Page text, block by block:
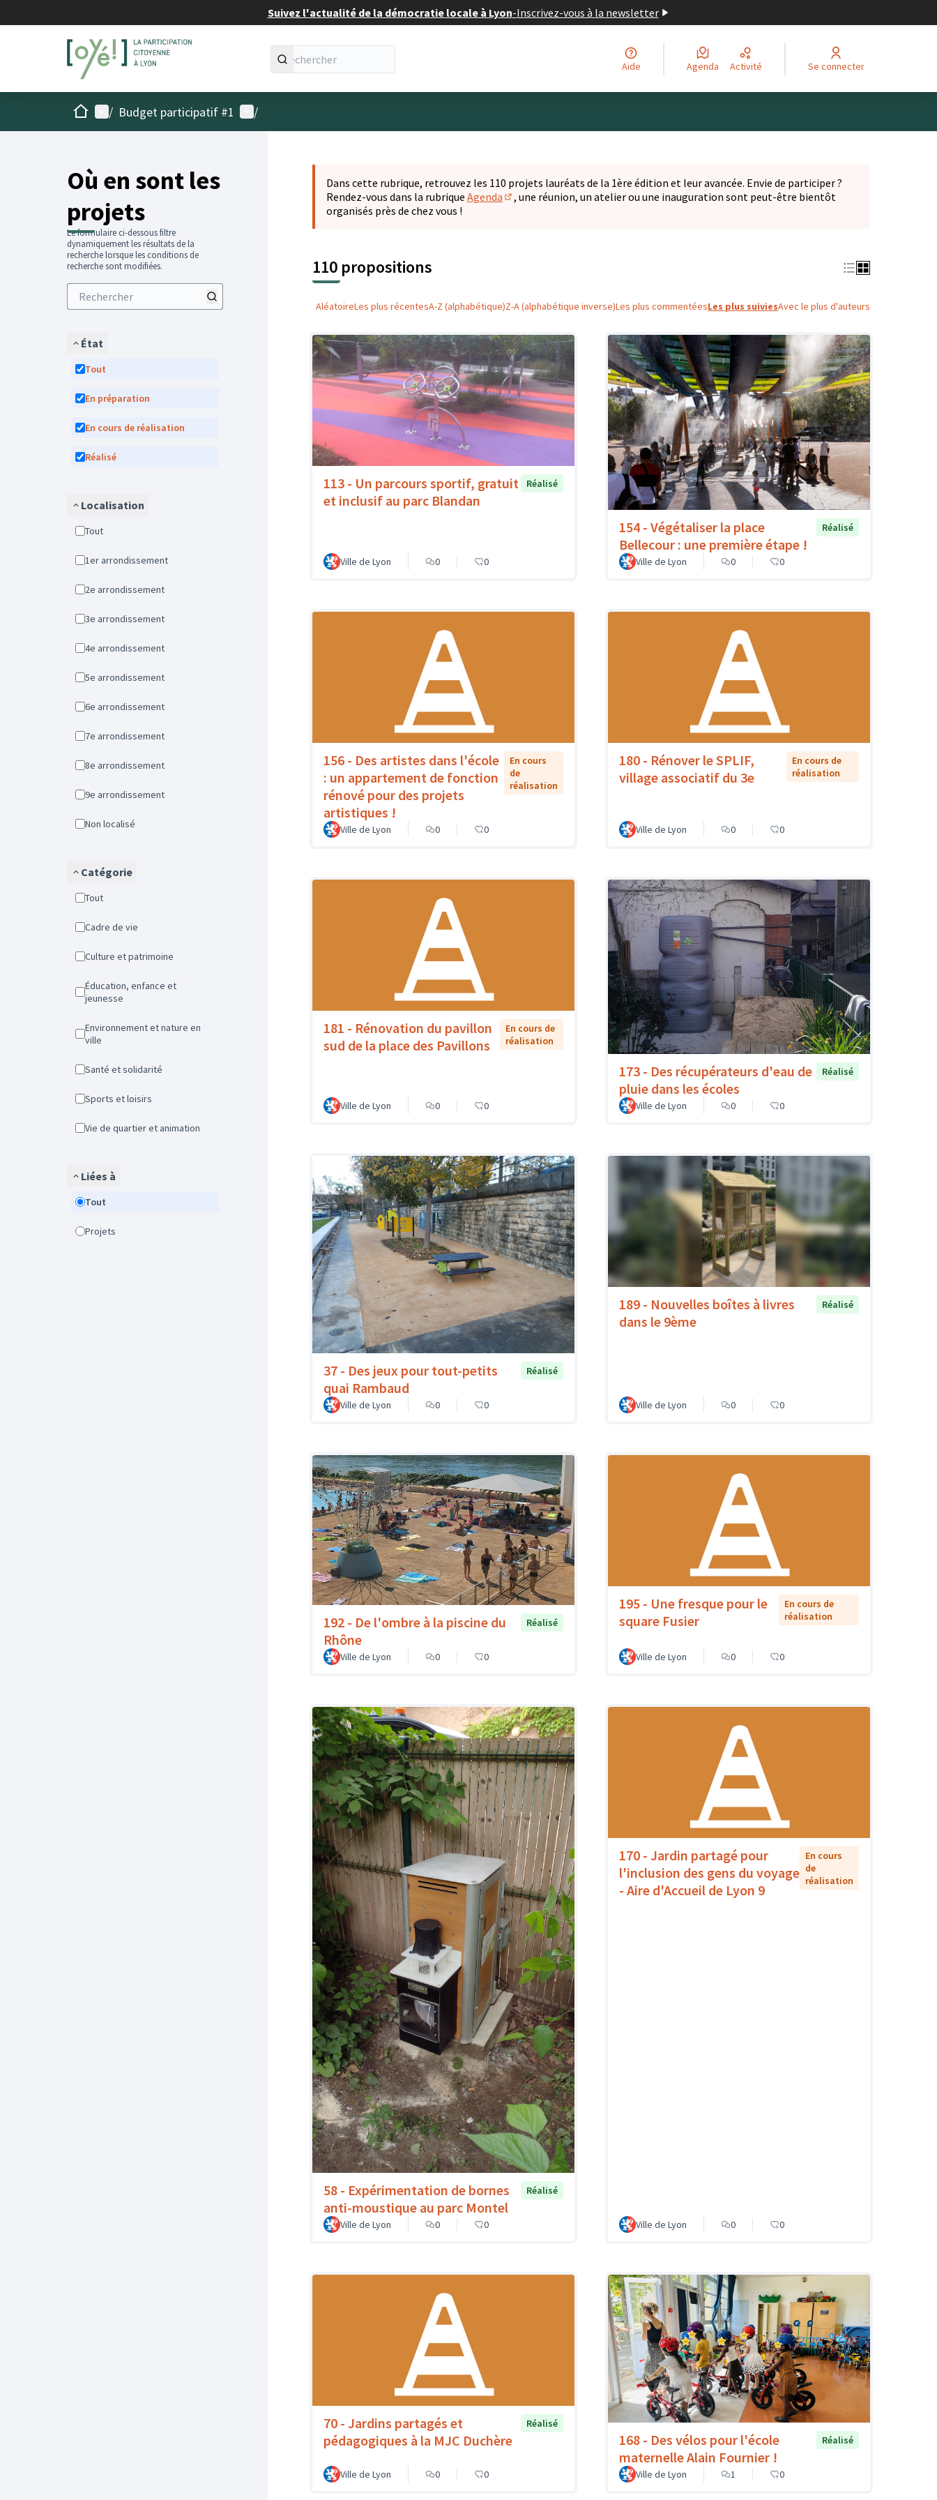
Suivez l'actualité de la démocratie locale à Lyon-Inscrivez-vous à la newsletter
Aide Agenda Activité Se connecter
AccueilMenu principal
/ Budget participatif #1 Menu utilisateur
/
Où en sont les
projets
Le formulaire ci-dessous filtre
dynamiquement les résultats de la
recherche lorsque les conditions de
recherche sont modifiées.
État
Tout
En préparation
En cours de réalisation
Réalisé
Localisation
Tout
1er arrondissement
2e arrondissement
3e arrondissement
4e arrondissement
5e arrondissement
6e arrondissement
7e arrondissement
8e arrondissement
9e arrondissement
Non localisé
Catégorie
Tout
Cadre de vie
Culture et patrimoine
Éducation, enfance et
jeunesse
Environnement et nature en
ville
Santé et solidarité
Sports et loisirs
Vie de quartier et animation
Liées à
Tout
Projets
Dans cette rubrique, retrouvez les 110 projets lauréats de la 1ère édition et leur avancée. Envie de participer ?
Rendez-vous dans la rubrique Agenda
(S'ouvre dans un nouvel onglet)
, une réunion, un atelier ou une inauguration sont peut-être bientôt
organisés près de chez vous !
110 propositions
AléatoireLes plus récentesA-Z (alphabétique)Z-A (alphabétique inverse)Les plus commentéesLes plus suiviesAvec le plus d'auteurs
113 - Un parcours sportif, gratuit
et inclusif au parc Blandan
Réalisé
Ville de Lyon 0 0
154 - Végétaliser la place
Bellecour : une première étape !
Réalisé
Ville de Lyon 0 0
156 - Des artistes dans l'école
: un appartement de fonction
rénové pour des projets
artistiques !
En cours
de
réalisation
Ville de Lyon 0 0
180 - Rénover le SPLIF,
village associatif du 3e
En cours de
réalisation
Ville de Lyon 0 0
181 - Rénovation du pavillon
sud de la place des Pavillons
En cours de
réalisation
Ville de Lyon 0 0
173 - Des récupérateurs d'eau de
pluie dans les écoles
Réalisé
Ville de Lyon 0 0
37 - Des jeux pour tout-petits
quai Rambaud
Réalisé
Ville de Lyon 0 0
189 - Nouvelles boîtes à livres
dans le 9ème
Réalisé
Ville de Lyon 0 0
192 - De l'ombre à la piscine du
Rhône
Réalisé
Ville de Lyon 0 0
195 - Une fresque pour le
square Fusier
En cours de
réalisation
Ville de Lyon 0 0
58 - Expérimentation de bornes
anti-moustique au parc Montel
Réalisé
Ville de Lyon 0 0
170 - Jardin partagé pour
l'inclusion des gens du voyage
- Aire d'Accueil de Lyon 9
En cours
de
réalisation
Ville de Lyon 0 0
70 - Jardins partagés et
pédagogiques à la MJC Duchère
Réalisé
Ville de Lyon 0 0
168 - Des vélos pour l'école
maternelle Alain Fournier !
Réalisé
Ville de Lyon 1 0